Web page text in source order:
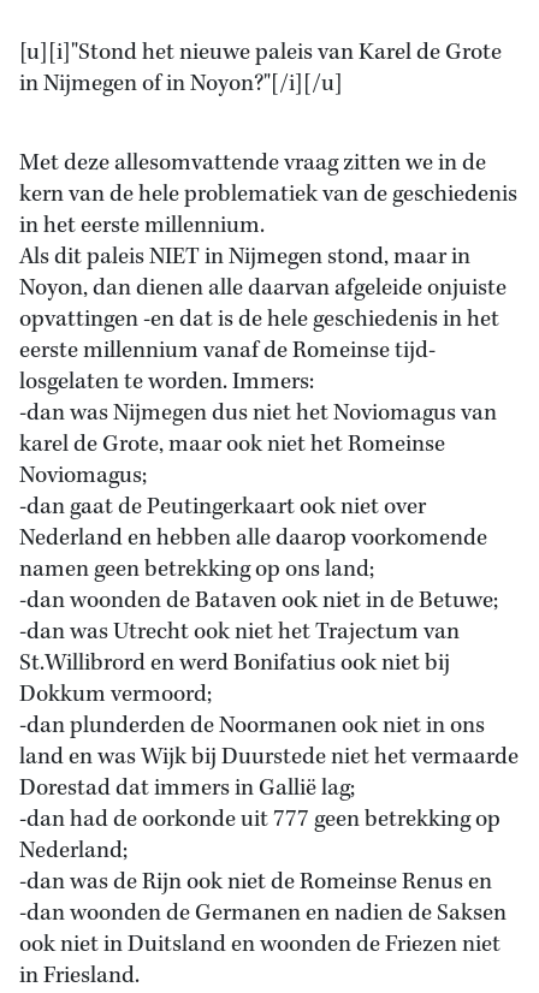
[u][i]"Stond het nieuwe paleis van Karel de Grote
in Nijmegen of in Noyon?"[/i][/u]
Met deze allesomvattende vraag zitten we in de
kern van de hele problematiek van de geschiedenis
in het eerste millennium.
Als dit paleis NIET in Nijmegen stond, maar in
Noyon, dan dienen alle daarvan afgeleide onjuiste
opvattingen -en dat is de hele geschiedenis in het
eerste millennium vanaf de Romeinse tijd-
losgelaten te worden. Immers:
-dan was Nijmegen dus niet het Noviomagus van
karel de Grote, maar ook niet het Romeinse
Noviomagus;
-dan gaat de Peutingerkaart ook niet over
Nederland en hebben alle daarop voorkomende
namen geen betrekking op ons land;
-dan woonden de Bataven ook niet in de Betuwe;
-dan was Utrecht ook niet het Trajectum van
St.Willibrord en werd Bonifatius ook niet bij
Dokkum vermoord;
-dan plunderden de Noormanen ook niet in ons
land en was Wijk bij Duurstede niet het vermaarde
Dorestad dat immers in Gallië lag;
-dan had de oorkonde uit 777 geen betrekking op
Nederland;
-dan was de Rijn ook niet de Romeinse Renus en
-dan woonden de Germanen en nadien de Saksen
ook niet in Duitsland en woonden de Friezen niet
in Friesland.